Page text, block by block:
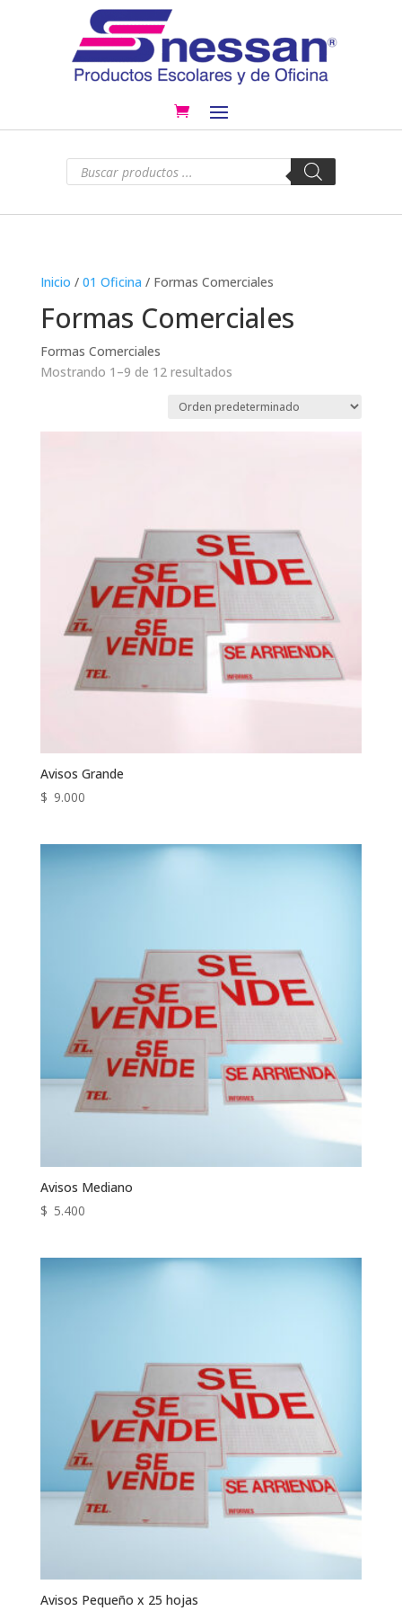
Búsqueda
productos
Inicio / 01 Oficina / Formas Comerciales
Formas Comerciales
Formas Comerciales
Mostrando 1–9 de 12 resultados
Avisos Grande
$ 9.000
Avisos Mediano
$ 5.400
Avisos Pequeño x 25 hojas